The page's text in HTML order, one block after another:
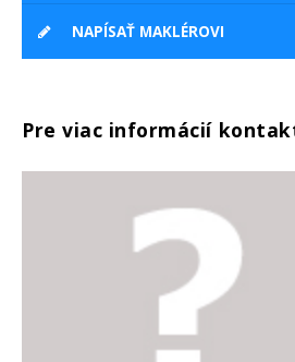
NAPÍSAŤ MAKLÉROVI
Pre viac informácií